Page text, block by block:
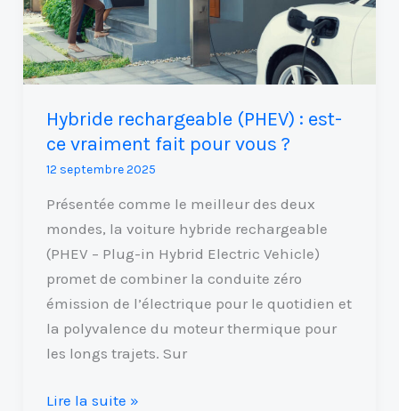
Hybride rechargeable (PHEV) : est-
ce vraiment fait pour vous ?
12 septembre 2025
Présentée comme le meilleur des deux
mondes, la voiture hybride rechargeable
(PHEV – Plug-in Hybrid Electric Vehicle)
promet de combiner la conduite zéro
émission de l’électrique pour le quotidien et
la polyvalence du moteur thermique pour
les longs trajets. Sur
vraiment
fait
pour
vous
?
Lire la suite »